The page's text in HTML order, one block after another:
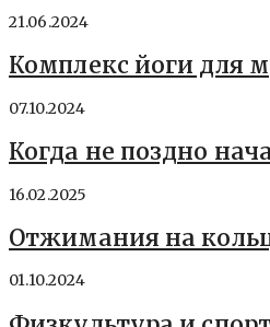
21.06.2024
Комплекс йоги для
07.10.2024
Когда не поздно
16.02.2025
Отжимания на
01.10.2024